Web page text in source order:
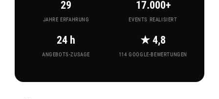
29
JAHRE ERFAHRUNG
17.000+
EVENTS REALISIERT
24 h
ANGEBOTS-ZUSAGE
★ 4,8
114 GOOGLE-BEWERTUNGEN